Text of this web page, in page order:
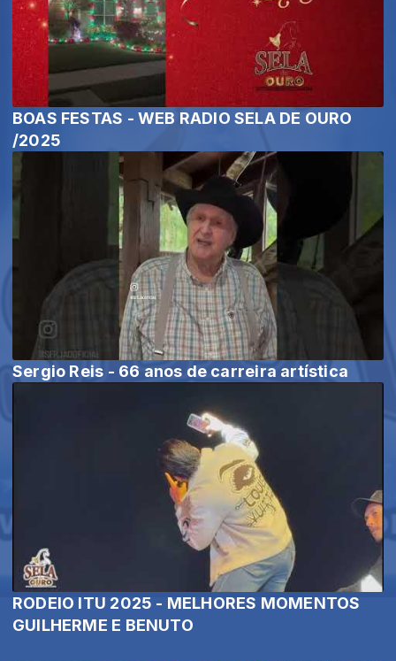
BOAS FESTAS - WEB RADIO SELA DE OURO
/2025
Sergio Reis - 66 anos de carreira artística
RODEIO ITU 2025 - MELHORES MOMENTOS
GUILHERME E BENUTO